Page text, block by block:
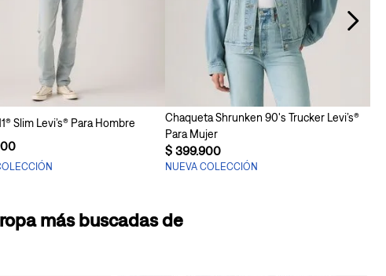
Agregar al carrito
Slim Levi’s® Para Hombre
Agregar al carrito
Chaqueta Shrunken 90's Trucker Levi’s®
Para Mujer
$ 399.900
NUEVA COLECCIÓN
más buscadas de